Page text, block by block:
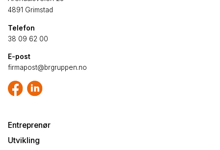
4891 Grimstad
Telefon
38 09 62 00
E-post
firmapost@brgruppen.no
Entreprenør
Utvikling